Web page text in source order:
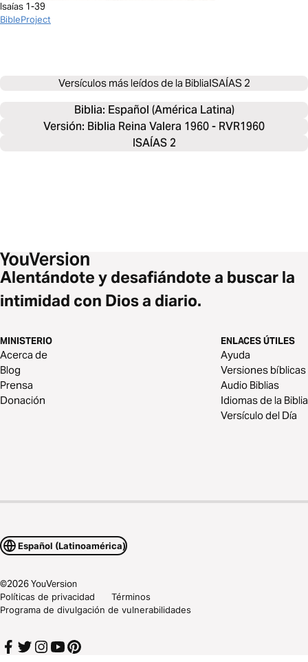
Isaías 1-39
BibleProject
Versículos más leídos de la BibliaISAÍAS 2
Biblia: Español (América Latina)
Versión: Biblia Reina Valera 1960 - RVR1960
ISAÍAS 2
Alentándote y desafiándote a buscar la
intimidad con Dios a diario.
MINISTERIO
Acerca de
Blog
Prensa
Donación
ENLACES ÚTILES
Ayuda
Versiones bíblicas
Audio Biblias
Idiomas de la Biblia
Versículo del Día
Español (Latinoamérica)
©2026YouVersion
Políticas de privacidad
Términos
Programa de divulgación de vulnerabilidades